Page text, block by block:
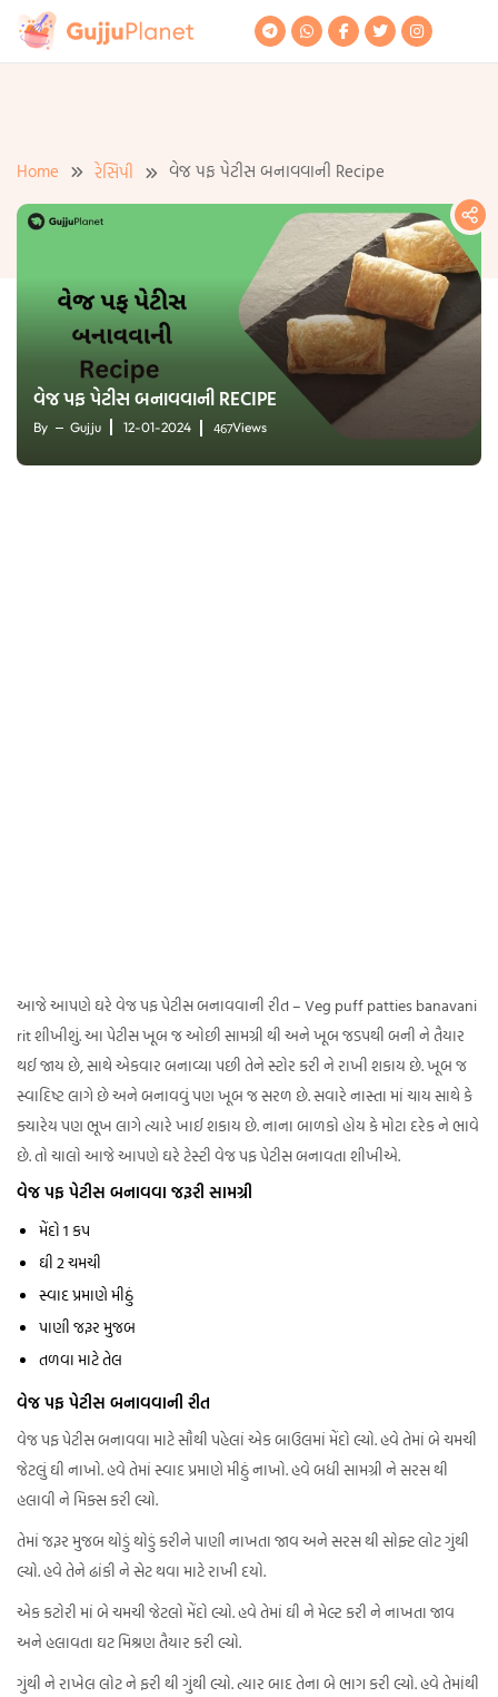
Skip
Home રેસિપી વેજ પફ પેટીસ બનાવવાની Recipe
વેજ પફ પેટીસ બનાવવાની RECIPE
By Gujju 12-01-2024 467Views
આજે આપણે ઘરે વેજ પફ પેટીસ બનાવવાની રીત – Veg puff patties banavani
rit શીખીશું. આ પેટીસ ખૂબ જ ઓછી સામગ્રી થી અને ખૂબ જડપથી બની ને તૈયાર
થઈ જાય છે, સાથે એકવાર બનાવ્યા પછી તેને સ્ટોર કરી ને રાખી શકાય છે. ખૂબ જ
સ્વાદિષ્ટ લાગે છે અને બનાવવું પણ ખૂબ જ સરળ છે. સવારે નાસ્તા માં ચાય સાથે કે
ક્યારેય પણ ભૂખ લાગે ત્યારે ખાઈ શકાય છે. નાના બાળકો હોય કે મોટા દરેક ને ભાવે
છે. તો ચાલો આજે આપણે ઘરે ટેસ્ટી વેજ પફ પેટીસ બનાવતા શીખીએ.
વેજ પફ પેટીસ બનાવવા જરૂરી સામગ્રી
મેંદો 1 કપ
ઘી 2 ચમચી
સ્વાદ પ્રમાણે મીઠું
પાણી જરૂર મુજબ
તળવા માટે તેલ
વેજ પફ પેટીસ બનાવવાની રીત
વેજ પફ પેટીસ બનાવવા માટે સૌથી પહેલાં એક બાઉલમાં મેંદો લ્યો. હવે તેમાં બે ચમચી
જેટલું ઘી નાખો. હવે તેમાં સ્વાદ પ્રમાણે મીઠું નાખો. હવે બધી સામગ્રી ને સરસ થી
હલાવી ને મિક્સ કરી લ્યો.
તેમાં જરૂર મુજબ થોડું થોડું કરીને પાણી નાખતા જાવ અને સરસ થી સોફ્ટ લોટ ગુંથી
લ્યો. હવે તેને ઢાંકી ને સેટ થવા માટે રાખી દયો.
એક કટોરી માં બે ચમચી જેટલો મેંદો લ્યો. હવે તેમાં ઘી ને મેલ્ટ કરી ને નાખતા જાવ
અને હલાવતા ઘટ મિશ્રણ તૈયાર કરી લ્યો.
ગુંથી ને રાખેલ લોટ ને ફરી થી ગુંથી લ્યો. ત્યાર બાદ તેના બે ભાગ કરી લ્યો. હવે તેમાંથી